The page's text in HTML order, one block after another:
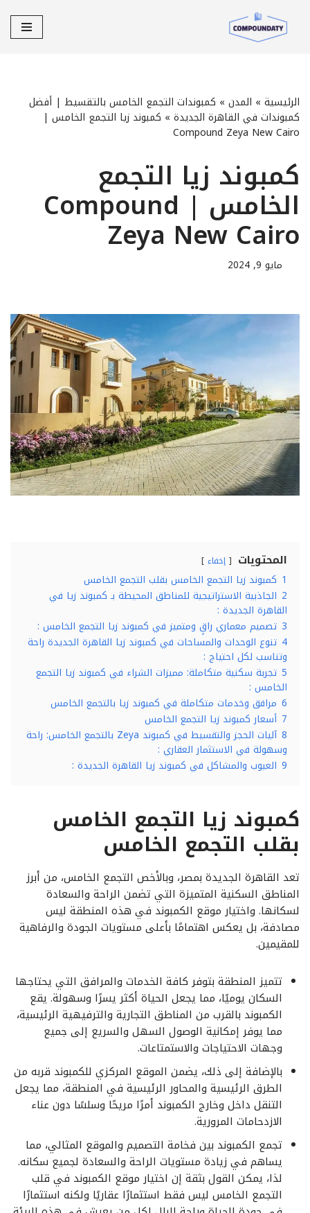
تخطى
الرئيسية » المدن » كمبوندات التجمع الخامس بالتقسيط | أفضل
كمبوندات في القاهرة الجديدة » كمبوند زيا التجمع الخامس |
Compound Zeya New Cairo
كمبوند زيا التجمع
الخامس | Compound
Zeya New Cairo
مايو 9, 2024
المحتويات إخفاء
1 كمبوند زيا التجمع الخامس بقلب التجمع الخامس
2 الجاذبية الاستراتيجية للمناطق المحيطة بـ كمبوند زيا في
القاهرة الجديدة :
3 تصميم معماري راقٍ ومتميز في كمبوند زيا التجمع الخامس :
4 تنوع الوحدات والمساحات في كمبوند زيا القاهرة الجديدة راحة
وتناسب لكل احتياج :
5 تجربة سكنية متكاملة: مميزات الشراء في كمبوند زيا التجمع
الخامس :
6 مرافق وخدمات متكاملة في كمبوند زيا بالتجمع الخامس
7 أسعار كمبوند زيا التجمع الخامس
8
آليات الحجز والتقسيط في كمبوند Zeya بالتجمع الخامس: راحة
وسهولة في الاستثمار العقاري :
9 العيوب والمشاكل في كمبوند زيا القاهرة الجديدة :
كمبوند زيا التجمع الخامس
بقلب التجمع الخامس
تعد القاهرة الجديدة بمصر، وبالأخص التجمع الخامس، من أبرز
المناطق السكنية المتميزة التي تضمن الراحة والسعادة
لسكانها. واختيار موقع الكمبوند في هذه المنطقة ليس
مصادفة، بل يعكس اهتمامًا بأعلى مستويات الجودة والرفاهية
للمقيمين.
تتميز المنطقة بتوفر كافة الخدمات والمرافق التي يحتاجها
السكان يوميًا، مما يجعل الحياة أكثر يسرًا وسهولة. يقع
الكمبوند بالقرب من المناطق التجارية والترفيهية الرئيسية،
مما يوفر إمكانية الوصول السهل والسريع إلى جميع
وجهات الاحتياجات والاستمتاعات.
بالإضافة إلى ذلك، يضمن الموقع المركزي للكمبوند قربه من
الطرق الرئيسية والمحاور الرئيسية في المنطقة، مما يجعل
التنقل داخل وخارج الكمبوند أمرًا مريحًا وسلسًا دون عناء
الازدحامات المرورية.
تجمع الكمبوند بين فخامة التصميم والموقع المثالي، مما
يساهم في زيادة مستويات الراحة والسعادة لجميع سكانه.
لذا، يمكن القول بثقة إن اختيار موقع الكمبوند في قلب
التجمع الخامس ليس فقط استثمارًا عقاريًا ولكنه استثمارًا